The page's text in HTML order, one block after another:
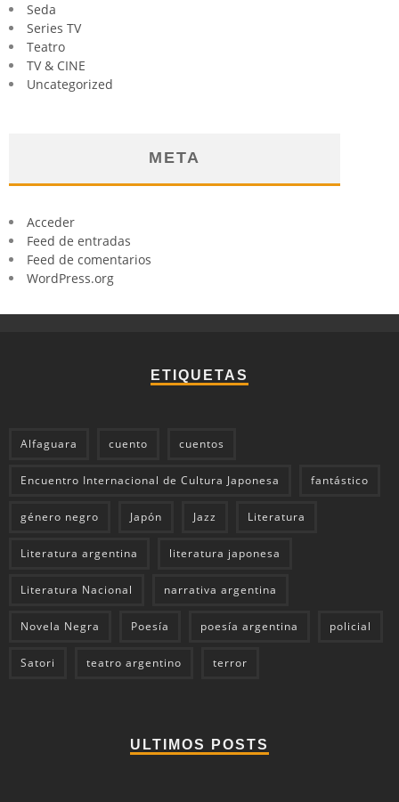
Seda
Series TV
Teatro
TV & CINE
Uncategorized
META
Acceder
Feed de entradas
Feed de comentarios
WordPress.org
ETIQUETAS
Alfaguara cuento cuentos
Encuentro Internacional de Cultura Japonesa fantástico
género negro Japón Jazz Literatura
Literatura argentina literatura japonesa
Literatura Nacional narrativa argentina
Novela Negra Poesía poesía argentina policial
Satori teatro argentino terror
ULTIMOS POSTS